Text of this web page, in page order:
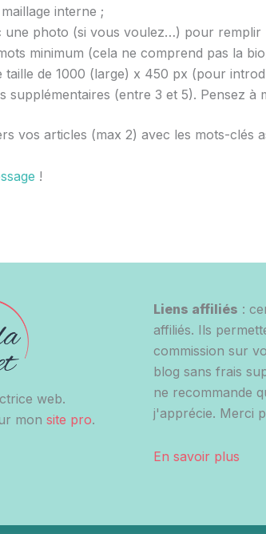
interne ;
photo (si vous voulez…) pour remplir
minimum (cela ne comprend pas la
de 1000 (large) x 450 px (pour
supplémentaires (entre 3 et 5). Pensez
vos articles (max 2) avec les mots-clés
!
web.
mon site pro.
Liens affiliés :
affiliés. Ils
commission sur
blog sans frais
ne recommande
j'apprécie. Merci
En savoir plus